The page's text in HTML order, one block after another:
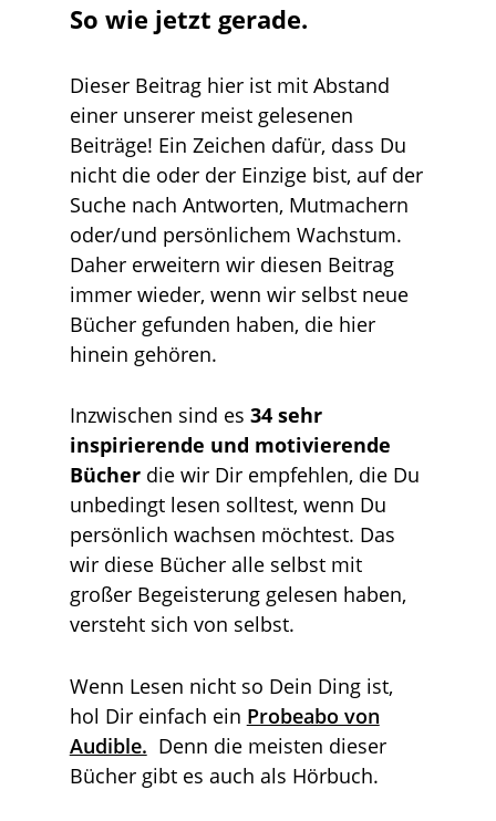
So wie jetzt gerade.
Dieser Beitrag hier ist mit Abstand
einer unserer meist gelesenen
Beiträge! Ein Zeichen dafür, dass Du
nicht die oder der Einzige bist, auf der
Suche nach Antworten, Mutmachern
oder/und persönlichem Wachstum.
Daher erweitern wir diesen Beitrag
immer wieder, wenn wir selbst neue
Bücher gefunden haben, die hier
hinein gehören.
Inzwischen sind es 34 sehr
inspirierende und motivierende
Bücherdie wir Dir empfehlen, die Du
unbedingt lesen solltest, wenn Du
persönlich wachsen möchtest. Das
wir diese Bücher alle selbst mit
großer Begeisterung gelesen haben,
versteht sich von selbst.
Wenn Lesen nicht so Dein Ding ist,
hol Dir einfach ein Probeabo von
Audible. Denn die meisten dieser
Bücher gibt es auch als Hörbuch.